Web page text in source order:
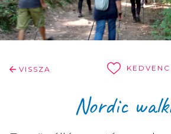
VISSZA KEDVENC
Nordic